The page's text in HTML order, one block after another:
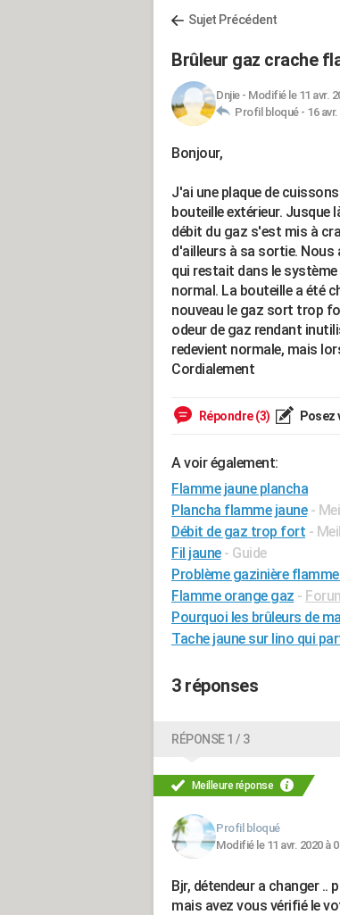
Sujet Précédent
Brûleur gaz crache
Dnjie- Modifié le 11 avr.
Profil bloqué - 16
Bonjour,
J'ai une plaque de
bouteille extérieur.
débit du gaz s'est mis à
d'ailleurs à sa sortie. Nous
qui restait dans le
normal. La bouteille a été
nouveau le gaz sort trop
odeur de gaz rendant
redevient normale, mais
Cordialement
Répondre (3)
A voir également:
Flamme jaune plancha
Plancha flamme jaune -
Débit de gaz trop fort -
Fil jaune - Guide
Problème gazinière
Flamme orange gaz -
Pourquoi les brûleurs de
Tache jaune sur lino qui
3 réponses
RÉPONSE 1 / 3
Meilleure réponse
Profil bloqué
Modifié le 11 avr. 2020 à
Bjr, détendeur a changer ..
mais avez vous vérifié le